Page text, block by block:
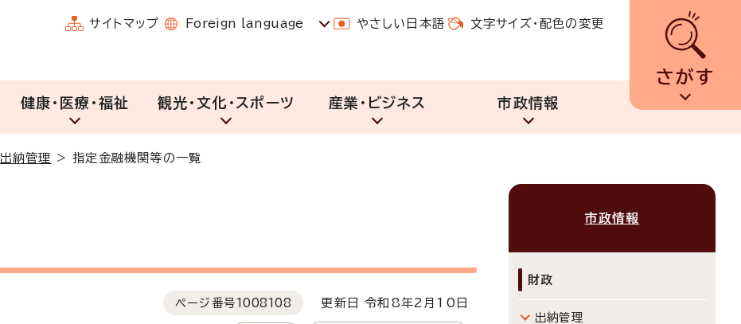
サイトマップ Foreign language やさしい日本語 文字サイズ・配色の変更
さがす
健康・医療・福祉 観光・文化・スポーツ 産業・ビジネス 市政情報
出納管理 >指定金融機関等の一覧
ページ番号1008108 更新日 令和8年2月10日
市政情報
財政
出納管理